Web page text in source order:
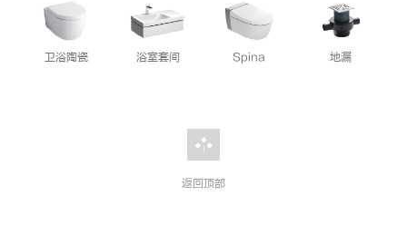
卫浴陶瓷 浴室套间 Spina 地漏
返回顶部